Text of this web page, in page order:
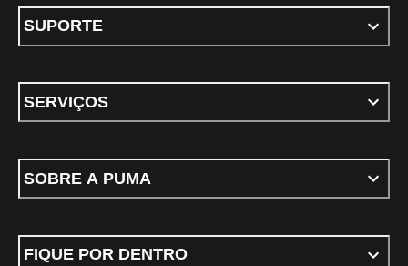
SUPORTE
SERVIÇOS
SOBRE A PUMA
FIQUE POR DENTRO